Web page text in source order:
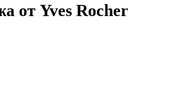
от Yves Rocher